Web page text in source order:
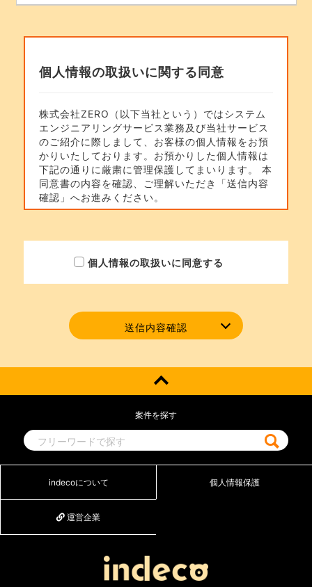
個人情報の取扱いに関する同意
株式会社ZERO（以下当社という）ではシステム
エンジニアリングサービス業務及び当社サービス
のご紹介に際しまして、お客様の個人情報をお預
かりいたしております。お預かりした個人情報は
下記の通りに厳粛に管理保護してまいります。 本
同意書の内容を確認、ご理解いただき「送信内容
確認」へお進みください。
4.その他当社事業に関するご紹介のため
当社では法律・法令などに基づく場合を除きまし
個人情報の取扱いにつきましては、お客様へのサ
す。 委託を行う場合は個人情報保護の管理基準
を十分満たしている委託先を選定し必要な契約な
どを取り交わした上安全レベルの管理向上に勤め
個人情報の提供は原則任意です。ただし、個人情
個人情報の取扱いに同意する
送信内容確認
案件を探す
indecoについて 個人情報保護
運営企業